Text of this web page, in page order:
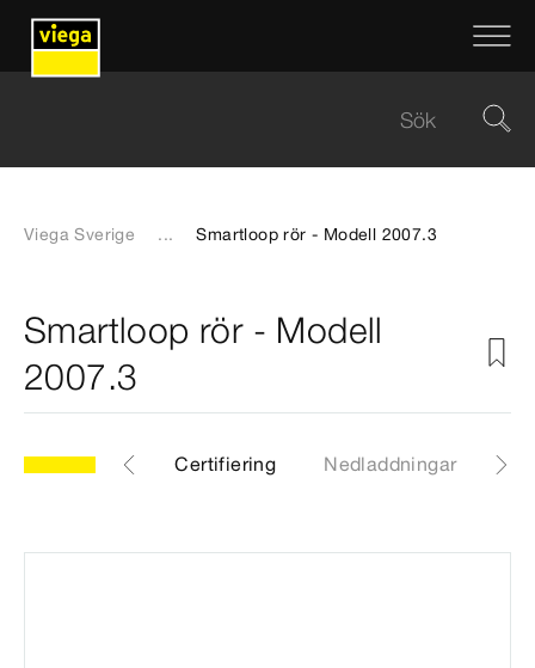
Viega Sverige ... Smartloop rör - Modell 2007.3
Smartloop rör - Modell
2007.3
Artiklar Certifiering Nedladdningar